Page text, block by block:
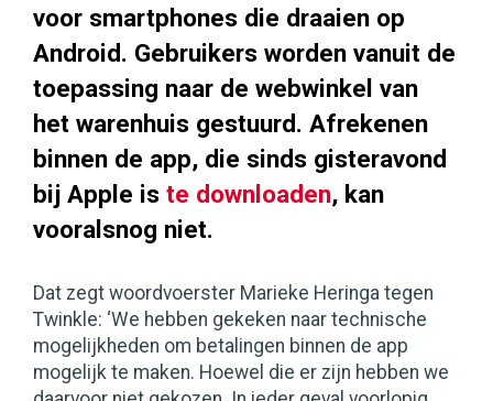
voor smartphones die draaien op
Android. Gebruikers worden vanuit de
toepassing naar de webwinkel van
het warenhuis gestuurd. Afrekenen
binnen de app, die sinds gisteravond
bij Apple is te downloaden, kan
vooralsnog niet.
Dat zegt woordvoerster Marieke Heringa tegen
Twinkle: ‘We hebben gekeken naar technische
mogelijkheden om betalingen binnen de app
mogelijk te maken. Hoewel die er zijn hebben we